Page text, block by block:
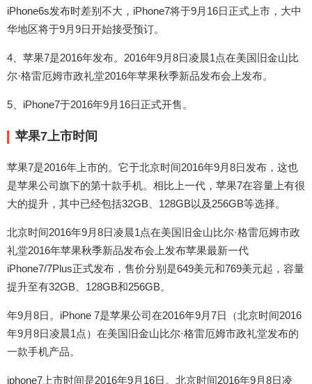
iPhone6s发布时差别不大，iPhone7将于9月16日正式上市，大中
华地区将于9月9日开始接受预订。
4、苹果7是2016年发布。2016年9月8日凌晨1点在美国旧金山比
尔·格雷厄姆市政礼堂2016年苹果秋季新品发布会上发布。
5、iPhone7于2016年9月16日正式开售。
苹果7上市时间
苹果7是2016年上市的。它于北京时间2016年9月8日发布，这也
是苹果公司旗下的第十款手机。相比上一代，苹果7在容量上有很
大的提升，其中已经包括32GB、128GB以及256GB等选择。
北京时间2016年9月8日凌晨1点在美国旧金山比尔·格雷厄姆市政
礼堂2016年苹果秋季新品发布会上发布苹果最新一代
iPhone7/7Plus正式发布，售价分别是649美元和769美元起，容量
提升至有32GB、128GB和256GB。
年9月8日。iPhone 7是苹果公司在2016年9月7日（北京时间2016
年9月8日凌晨1点）在美国旧金山比尔·格雷厄姆市政礼堂发布的
一款手机产品。
iphone7上市时间是2016年9月16日。北京时间2016年9月8日凌